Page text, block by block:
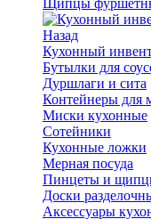
Назад
Кухонный
Бутылки для
Дуршлаги и сита
Контейнеры для
Миски кухонные
Сотейники
Кухонные ложки
Мерная посуда
Пинцеты и
Доски
Аксессуары